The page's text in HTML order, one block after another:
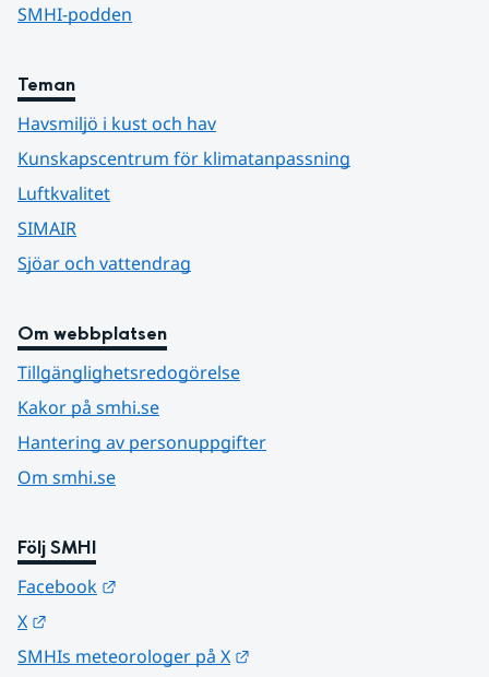
SMHI-podden
Teman
Havsmiljö i kust och hav
Kunskapscentrum för klimatanpassning
Luftkvalitet
SIMAIR
Sjöar och vattendrag
Om webbplatsen
Tillgänglighetsredogörelse
Kakor på smhi.se
Hantering av personuppgifter
Om smhi.se
Följ SMHI
Facebook
X
SMHIs meteorologer på X